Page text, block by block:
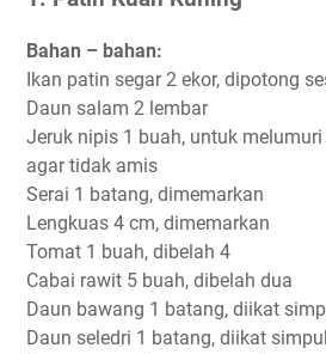
Bahan – bahan:
Ikan patin segar 2 ekor, dipotong
Daun salam 2 lembar
Jeruk nipis 1 buah, untuk
agar tidak amis
Serai 1 batang, dimemarkan
Lengkuas 4 cm, dimemarkan
Tomat 1 buah, dibelah 4
Cabai rawit 5 buah, dibelah dua
Daun bawang 1 batang, diikat
Daun seledri 1 batang, diikat simpul